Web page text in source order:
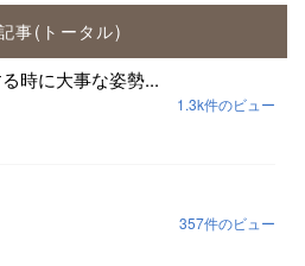
事(トータル)
時に大事な姿勢...
1.3k件のビュー
357件のビュー